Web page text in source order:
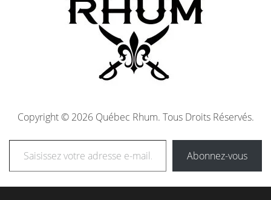
Copyright © 2026 Québec Rhum. Tous Droits Réservés.
Abonnez-vous